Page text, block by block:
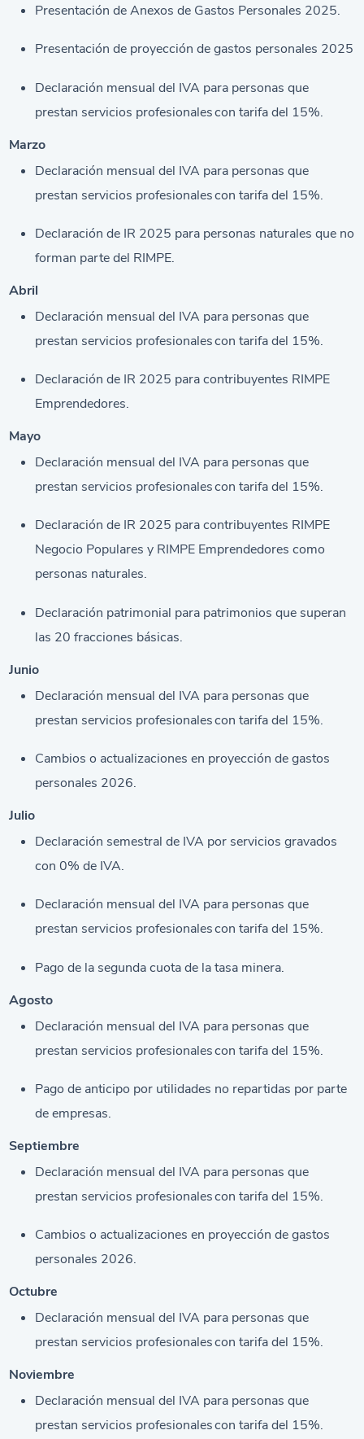
Presentación de Anexos de Gastos Personales 2025.
Presentación de proyección de gastos personales 2025
Declaración mensual del IVA para personas que
prestan servicios profesionales con tarifa del 15%.
Marzo
Declaración mensual del IVA para personas que
prestan servicios profesionales con tarifa del 15%.
Declaración de IR 2025 para personas naturales que no
forman parte del RIMPE.
Abril
Declaración mensual del IVA para personas que
prestan servicios profesionales con tarifa del 15%.
Declaración de IR 2025 para contribuyentes RIMPE
Emprendedores.
Mayo
Declaración mensual del IVA para personas que
prestan servicios profesionales con tarifa del 15%.
Declaración de IR 2025 para contribuyentes RIMPE
Negocio Populares y RIMPE Emprendedores como
personas naturales.
Declaración patrimonial para patrimonios que superan
las 20 fracciones básicas.
Junio
Declaración mensual del IVA para personas que
prestan servicios profesionales con tarifa del 15%.
Cambios o actualizaciones en proyección de gastos
personales 2026.
Julio
Declaración semestral de IVA por servicios gravados
con 0% de IVA.
Declaración mensual del IVA para personas que
prestan servicios profesionales con tarifa del 15%.
Pago de la segunda cuota de la tasa minera.
Agosto
Declaración mensual del IVA para personas que
prestan servicios profesionales con tarifa del 15%.
Pago de anticipo por utilidades no repartidas por parte
de empresas.
Septiembre
Declaración mensual del IVA para personas que
prestan servicios profesionales con tarifa del 15%.
Cambios o actualizaciones en proyección de gastos
personales 2026.
Octubre
Declaración mensual del IVA para personas que
prestan servicios profesionales con tarifa del 15%.
Noviembre
Declaración mensual del IVA para personas que
prestan servicios profesionales con tarifa del 15%.